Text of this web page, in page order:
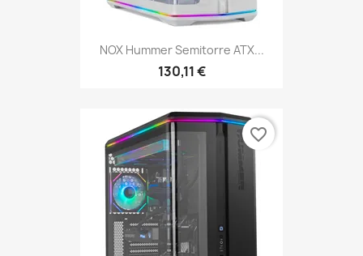
NOX Hummer Semitorre ATX...
130,11 €
favorite_border